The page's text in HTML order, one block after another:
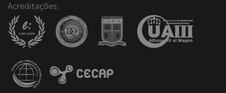
Acreditações: